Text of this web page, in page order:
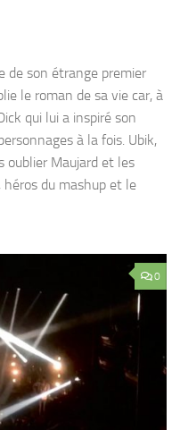
de son étrange premier
le roman de sa vie car, à
qui lui a inspiré son
à la fois. Ubik,
oublier Maujard et les
héros du mashup et le
0